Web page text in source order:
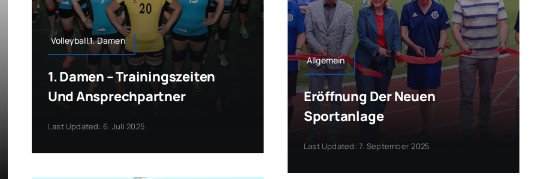
Volleyball,1. Damen
1. Damen – Trainingszeiten
Und Ansprechpartner
Last Updated: 6. Juli 2025
Allgemein
Eröffnung Der Neuen
Sportanlage
Last Updated: 7. September 2025